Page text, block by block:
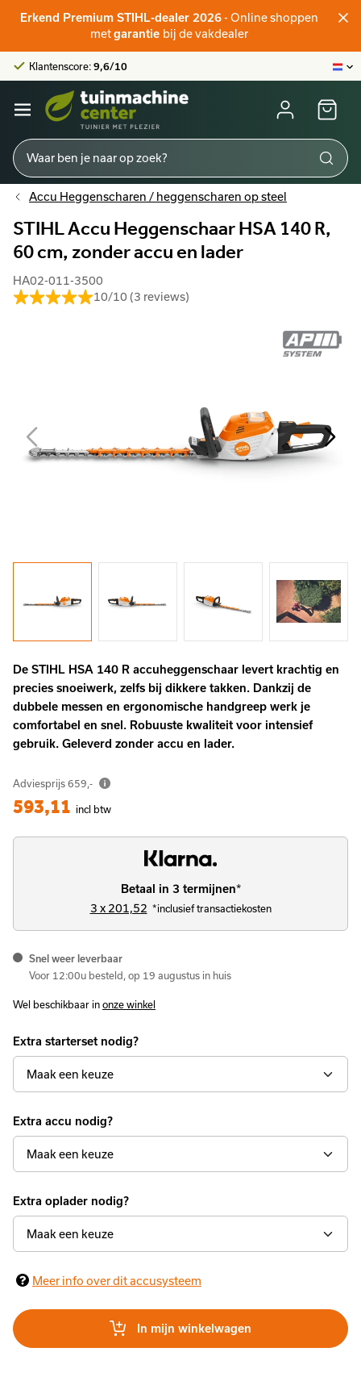
Erkend Premium STIHL-dealer 2026- Online shoppen
metgarantie bij de vakdealer
Officieel STIHL-verdeler
9,6/10
Grootste online aanbod
Officieel STIHL-verdeler
Klantenscore: 9,6/10
Accu Heggenscharen / heggenscharen op steel
STIHL Accu Heggenschaar HSA 140 R,
60 cm, zonder accu en lader
HA02-011-3500
10/10 (3 reviews)
De STIHL HSA 140 R accuheggenschaar levert krachtig en
precies snoeiwerk, zelfs bij dikkere takken. Dankzij de
dubbele messen en ergonomische handgreep werk je
comfortabel en snel. Robuuste kwaliteit voor intensief
gebruik. Geleverd zonder accu en lader.
Adviesprijs 659,-
593,11 incl btw
Betaal in 3 termijnen*
3 x 201,52 *inclusief transactiekosten
Snel weer leverbaar
Voor 12:00u besteld, op 19 augustus in huis
Wel beschikbaar in onze winkel
Extra starterset nodig?
Maak een keuze
Extra accu nodig?
Maak een keuze
Extra oplader nodig?
Maak een keuze
Meer info over dit accusysteem
In mijn winkelwagen